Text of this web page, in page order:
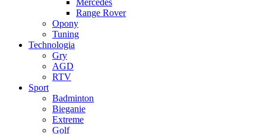
Range Rover
Opony
Tuning
Technologia
Gry
AGD
RTV
Sport
Badminton
Bieganie
Extreme
Golf